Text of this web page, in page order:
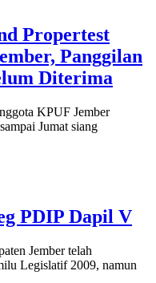
Propertest
Panggilan
Diterima
KPUF Jember
Jumat siang
PDIP Dapil V
Jember telah
Legislatif 2009, namun